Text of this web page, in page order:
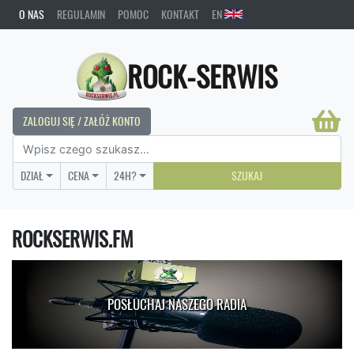
O NAS REGULAMIN POMOC KONTAKT EN
ROCK-SERWIS
ZALOGUJ SIĘ / ZAŁÓŻ KONTO
DZIAŁ CENA 24H? SZUKAJ
ROCKSERWIS.FM
POSŁUCHAJ NASZEGO RADIA